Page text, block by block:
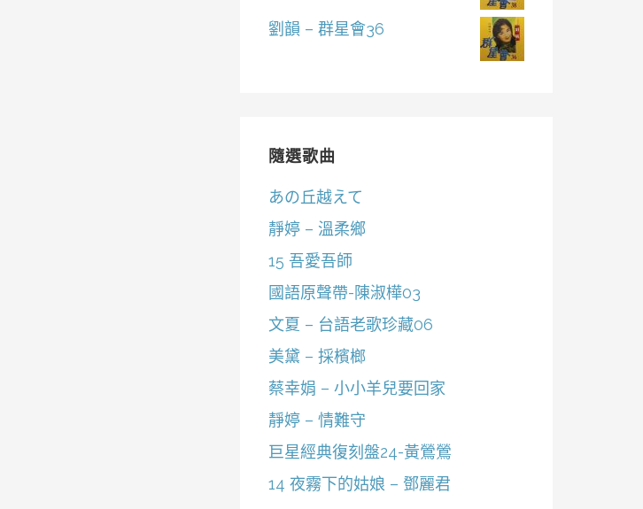
劉韻 – 群星會36
隨選歌曲
あの丘越えて
靜婷 – 溫柔鄉
15 吾愛吾師
國語原聲帶-陳淑樺03
文夏 – 台語老歌珍藏06
美黛 – 採檳榔
蔡幸娟 – 小小羊兒要回家
靜婷 – 情難守
巨星經典復刻盤24-黃鶯鶯
14 夜霧下的姑娘 – 鄧麗君